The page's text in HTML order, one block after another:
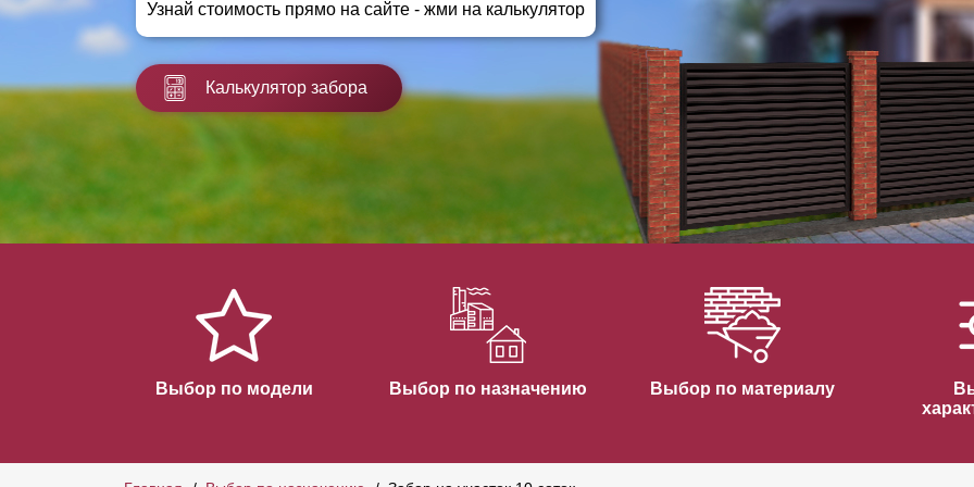
Заборы для дачи
Заборы и ограждения для школ
Забор на участок 10 соток
Горизонтальные заборы
Высокие заборы
Красивые, дизайнерские заборы
ВЫБОР ПО СПОСОБУ МОНТАЖА
Заборы под ключ
Готовые заборы
Быстровозводимые заборы
Узнай стоимость прямо на сайте - жми на калькулятор
Калькулятор забора
Выбор по модели Выбор по назначению Выбор по материалу